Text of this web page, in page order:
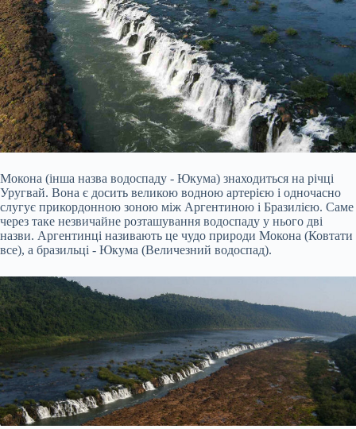
Мокона (інша назва водоспаду - Юкума) знаходиться на річці
Уругвай. Вона є досить великою водною артерією і одночасно
слугує прикордонною зоною між Аргентиною і Бразилією. Саме
через таке незвичайне розташування водоспаду у нього дві
назви. Аргентинці називають це чудо природи Мокона (Ковтати
все), а бразильці - Юкума (Величезний водоспад).